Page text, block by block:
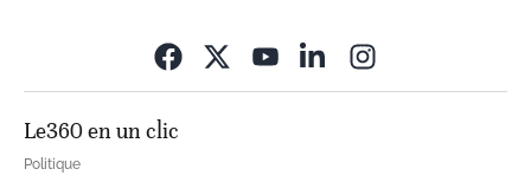
Le360 en un clic
Politique